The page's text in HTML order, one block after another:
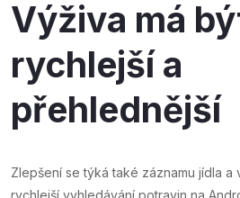
Výživa má
rychlejší a
přehlednější
Zlepšení se týká také záznamu jídla a